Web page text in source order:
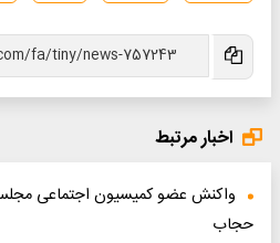
اخبار مرتبط
واکنش عضو کمیسیون اجتماعی
حجاب